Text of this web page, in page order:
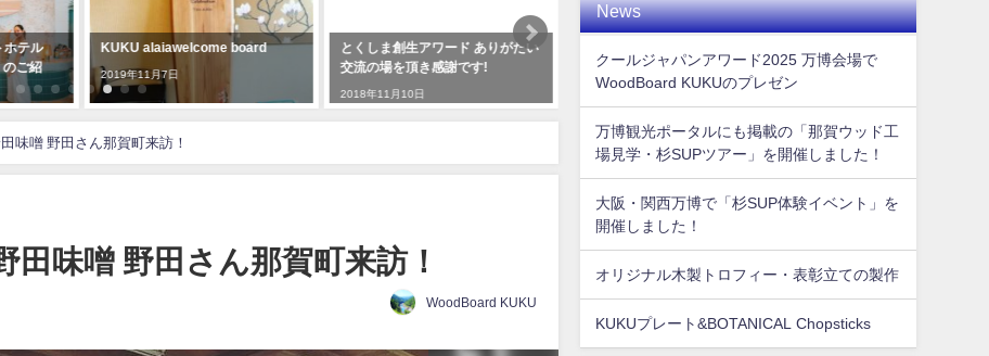
KUKU alaiawelcome board
2019年11月7日
とくしま創生アワード ありがたい
交流の場を頂き感謝です!
2018年11月10日
KUKUパドル住宅展示場にディス
プレイとして使用して頂きまし
Surfboard
味噌 野田さん那賀町来訪！
味噌 野田さん那賀町来訪！
WoodBoard KUKU
News
クールジャパンアワード2025 万博会場で
WoodBoard KUKUのプレゼン
万博観光ポータルにも掲載の「那賀ウッド工
場見学・杉SUPツアー」を開催しました！
大阪・関西万博で「杉SUP体験イベント」を
開催しました！
オリジナル木製トロフィー・表彰立ての製作
KUKUプレート&BOTANICAL Chopsticks